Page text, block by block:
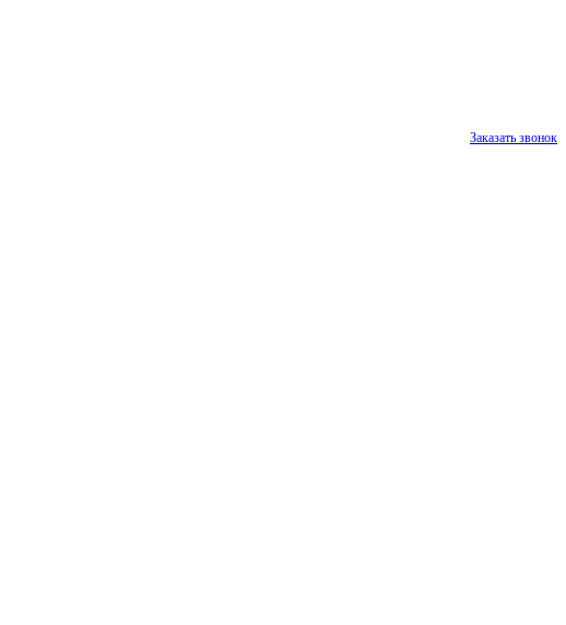
Заказать звонок